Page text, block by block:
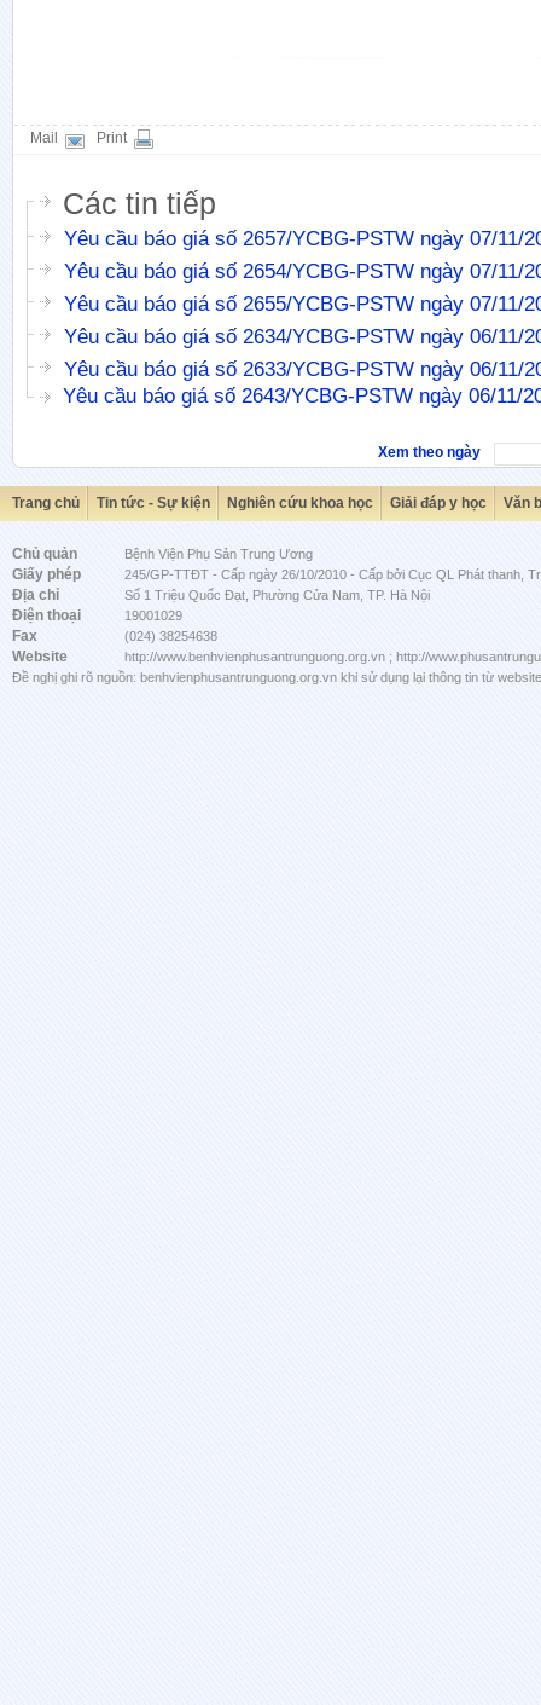
Mail Print
Các tin tiếp
Yêu cầu báo giá số 2657/YCBG-PSTW ngày 07/11/
Yêu cầu báo giá số 2654/YCBG-PSTW ngày 07/11/
Yêu cầu báo giá số 2655/YCBG-PSTW ngày 07/11/
Yêu cầu báo giá số 2634/YCBG-PSTW ngày 06/11/
Yêu cầu báo giá số 2633/YCBG-PSTW ngày 06/11/
Yêu cầu báo giá số 2643/YCBG-PSTW ngày 06/11/
Xem theo ngày
Trang chủ Tin tức - Sự kiện Nghiên cứu khoa học Giải đáp y học Văn
Chủ quản Bệnh Viện Phụ Sản Trung Ương
Giấy phép 245/GP-TTĐT - Cấp ngày 26/10/2010 - Cấp bởi Cục QL Phát thanh,
Địa chỉ Số 1 Triệu Quốc Đạt, Phường Cửa Nam, TP. Hà Nội
Điện thoại 19001029
Fax (024) 38254638
Website
http://www.benhvienphusantrunguong.org.vn ; http://
Đề nghị ghi rõ nguồn: benhvienphusantrunguong.org.vn khi sử dụng lại thông tin từ